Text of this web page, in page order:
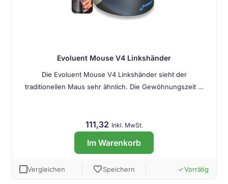
Evoluent Mouse V4 Linkshänder
Die Evoluent Mouse V4 Linkshänder sieht der
traditionellen Maus sehr ähnlich. Die Gewöhnungszeit …
111,32 Inkl. MwSt.
Im Warenkorb
Vergleichen favoriteSpeichern doneVorrätig